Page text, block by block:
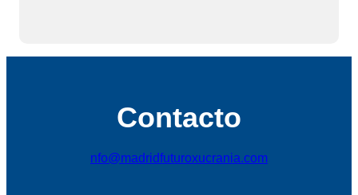
Contacto
nfo@madridfuturoxucrania.com